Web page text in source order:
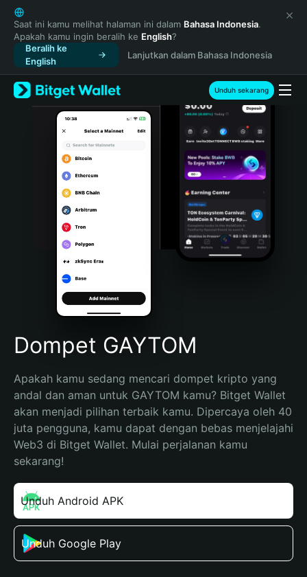
English
日本語
Tiếng Việt
Русский
Español (Latinoamérica)
Türkçe
Italiano
Português (Portugal)
Bahasa Indonesia
Português (Brasil)
Español (Argentina)
Saat ini kamu melihat halaman ini dalam Bahasa Indonesia.
Apakah kamu ingin beralih ke English?
Beralih ke
English
Lanjutkan dalam Bahasa Indonesia
Unduh sekarang
Dompet GAYTOM
Apakah kamu sedang mencari dompet kripto yang
andal dan aman untuk GAYTOM kamu? Bitget Wallet
akan menjadi pilihan terbaik kamu. Dipercaya oleh 40
juta pengguna, kamu dapat dengan bebas menjelajahi
Web3 di Bitget Wallet. Mulai perjalanan kamu
sekarang!
Unduh Android APK
Unduh Google Play